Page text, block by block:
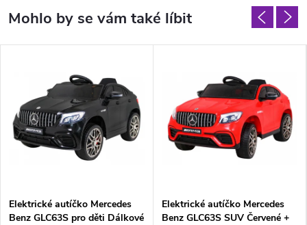
Elektrické autíčko Mercedes
Benz GLC63S pro děti Dálkové
Elektrické autíčko Mercedes
Benz GLC63S SUV Červené +